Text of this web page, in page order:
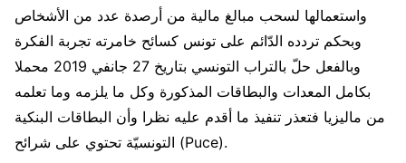
واستعمالها لسحب مبالغ مالية من أرصدة عدد من الأشخاص
وبحكم تردده الدّائم على تونس كسائح خامرته تجربة الفكرة
وبالفعل حلّ بالتراب التونسي بتاريخ 27 جانفي 2019 محملا
بكامل المعدات والبطاقات المذكورة وكل ما يلزمه وما تعلمه
من ماليزيا فتعذر تنفيذ ما أقدم عليه نظرا وأن البطاقات البنكية
التونسيّة تحتوي على شرائح (Puce).